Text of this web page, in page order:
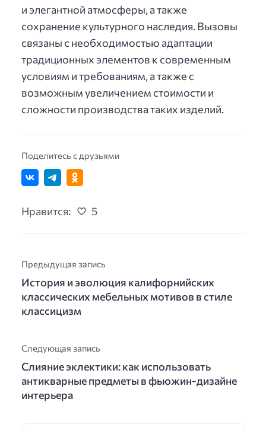
и элегантной атмосферы, а также
сохранение культурного наследия. Вызовы
связаны с необходимостью адаптации
традиционных элементов к современным
условиям и требованиям, а также с
возможным увеличением стоимости и
сложности производства таких изделий.
Поделитесь с друзьями
Нравится: 5
Предыдущая запись
История и эволюция калифорнийских
классических мебельных мотивов в стиле
классицизм
Следующая запись
Слияние эклектики: как использовать
антикварные предметы в фьюжин-дизайне
интерьера